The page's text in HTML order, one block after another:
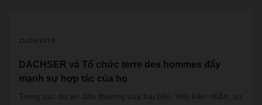
11/28/2019
DACHSER và Tổ chức terre des hommes đẩy
mạnh sự hợp tác của họ
Trong các dự án dân thường của hai bên, tính kiên nhẫn, sự